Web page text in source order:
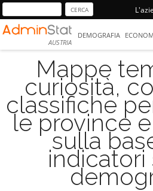
AUSTRIA
DEMOGRAFIA
Mappe
curiosità,
classifiche
le province
sulla